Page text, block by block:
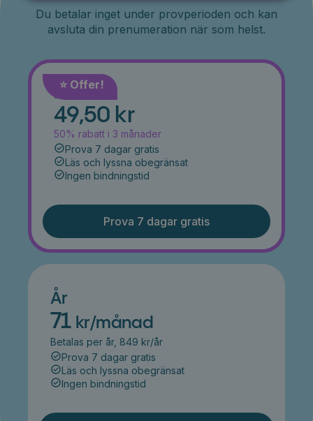
Du betalar inget under provperioden och kan
avsluta din prenumeration när som helst.
⭐️ Offer!
Månad
49,50 kr
50% rabatt i 3 månader
Prova 7 dagar gratis
Läs och lyssna obegränsat
Ingen bindningstid
Prova 7 dagar gratis
År
71 kr/månad
Betalas per år, 849 kr/år
Prova 7 dagar gratis
Läs och lyssna obegränsat
Ingen bindningstid